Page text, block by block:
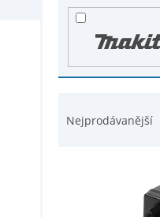
Nejprodávanější
u